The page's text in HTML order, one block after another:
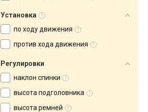
Установка
по ходу движения
против хода движения
Регулировки
наклон спинки
высота подголовника
высота ремней